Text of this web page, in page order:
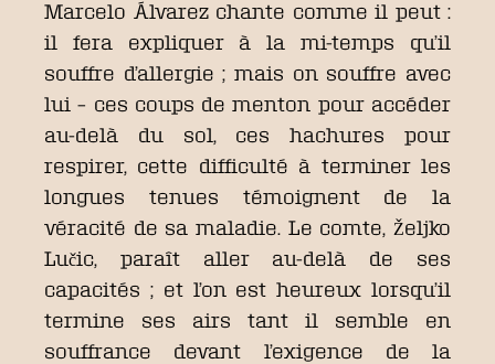
Marcelo Álvarez chante comme il peut :
il fera expliquer à la mi-temps qu’il
souffre d’allergie ; mais on souffre avec
lui – ces coups de menton pour accéder
au-delà du sol, ces hachures pour
respirer, cette difficulté à terminer les
longues tenues témoignent de la
véracité de sa maladie. Le comte, Željko
Lučic, paraît aller au-delà de ses
capacités ; et l’on est heureux lorsqu’il
termine ses airs tant il semble en
souffrance devant l’exigence de la